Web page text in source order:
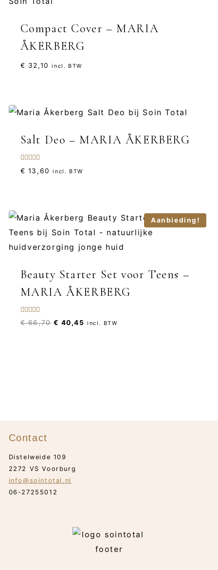
Compact Cover – MARIA
ÅKERBERG
€ 32,10 incl. BTW
Salt Deo – MARIA ÅKERBERG
Gewaardeerd
4.00
€ 13,60 incl. BTW
Aanbieding!
Beauty Starter Set voor Teens –
MARIA ÅKERBERG
Gewaardeerd
5.00
€66,70 Oorspronkelijke
€ 40,45 Huidige
incl. BTW
Contact
Distelweide 109
2272 VS Voorburg
info@sointotal.nl
06-27255012